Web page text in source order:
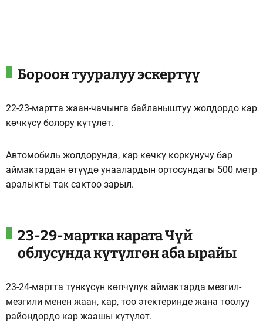
Бороон тууралуу эскертүү
22-23-мартта жаан-чачынга байланыштуу жолдордо кар
көчкүсү болору күтүлөт.
Автомобиль жолдорунда, кар көчкү коркунучу бар
аймактардан өтүүдө унаалардын ортосундагы 500 метр
аралыкты так сактоо зарыл.
23-29-мартка карата Чүй
облусунда күтүлгөн аба ырайы
23-24-мартта түнкүсүн көпчүлүк аймактарда мезгил-
мезгили менен жаан, кар, тоо этектеринде жана тоолуу
райондордо кар жаашы күтүлөт.